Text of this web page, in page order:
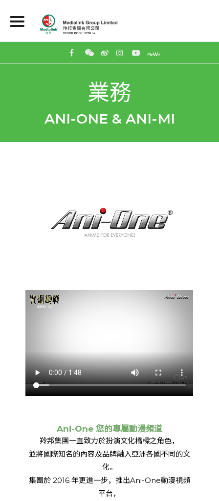
業務
ANI-ONE & ANI-MI
Ani-One 您的專屬動漫頻道
羚邦集團一直致力於扮演文化橋樑之角色，
並將國際知名的內容及品牌融入亞洲各國不同的文
化。
集團於 2016 年更進一步，推出Ani-One動漫視頻
平台，